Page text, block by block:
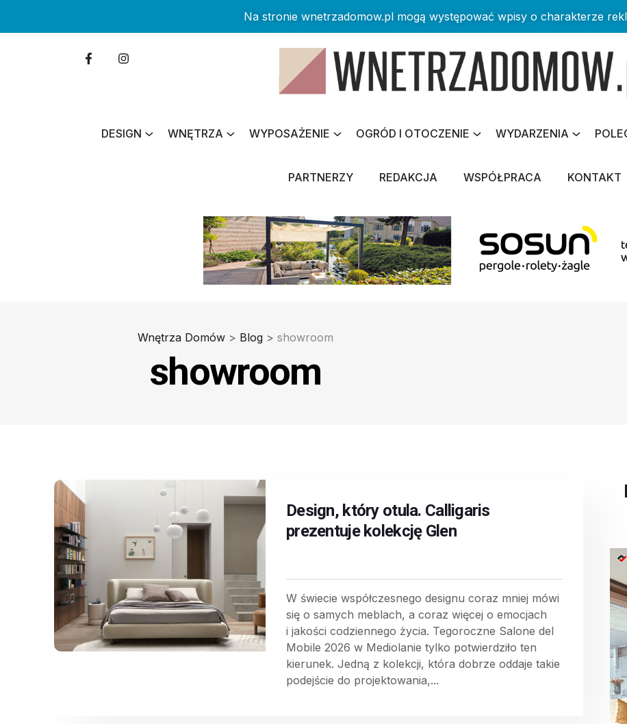
Na stronie wnetrzadomow.pl mogą występować wpisy o charakterze
DESIGN WNĘTRZA WYPOSAŻENIE OGRÓD I OTOCZENIE WYDARZENIA
PARTNERZY REDAKCJA WSPÓŁPRACA KONTAKT
Wnętrza Domów > Blog > showroom
showroom
Design, który otula. Calligaris
prezentuje kolekcję Glen
W świecie współczesnego designu coraz mniej mówi
się o samych meblach, a coraz więcej o emocjach
i jakości codziennego życia. Tegoroczne Salone del
Mobile 2026 w Mediolanie tylko potwierdziło ten
kierunek. Jedną z kolekcji, która dobrze oddaje takie
podejście do projektowania,...